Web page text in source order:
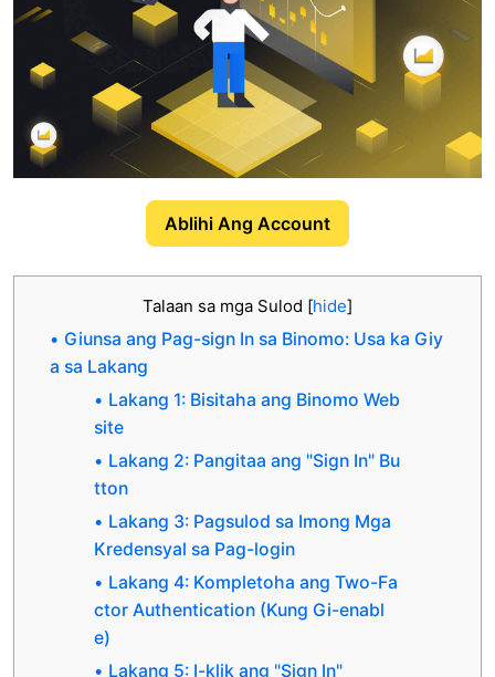
Ablihi Ang Account
Talaan sa mga Sulod [hide]
Giunsa ang Pag-sign In sa Binomo: Usa ka Giy
a sa Lakang
Lakang 1: Bisitaha ang Binomo Web
site
Lakang 2: Pangitaa ang "Sign In" Bu
tton
Lakang 3: Pagsulod sa Imong Mga
Kredensyal sa Pag-login
Lakang 4: Kompletoha ang Two-Fa
ctor Authentication (Kung Gi-enabl
e)
Lakang 5: I-klik ang "Sign In"